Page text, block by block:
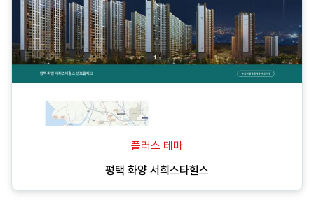
플러스 테마
평택 화양 서희스타힐스